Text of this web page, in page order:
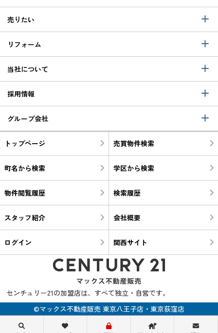
売りたい
リフォーム
当社について
採用情報
グループ会社
トップページ 売買物件検索
町名から検索 学区から検索
物件閲覧履歴 検索履歴
スタッフ紹介 会社概要
ログイン 関西サイト
センチュリー21の加盟店は、すべて独立・自営です。
©マックス不動産販売 東京八王子店・東京荻窪店